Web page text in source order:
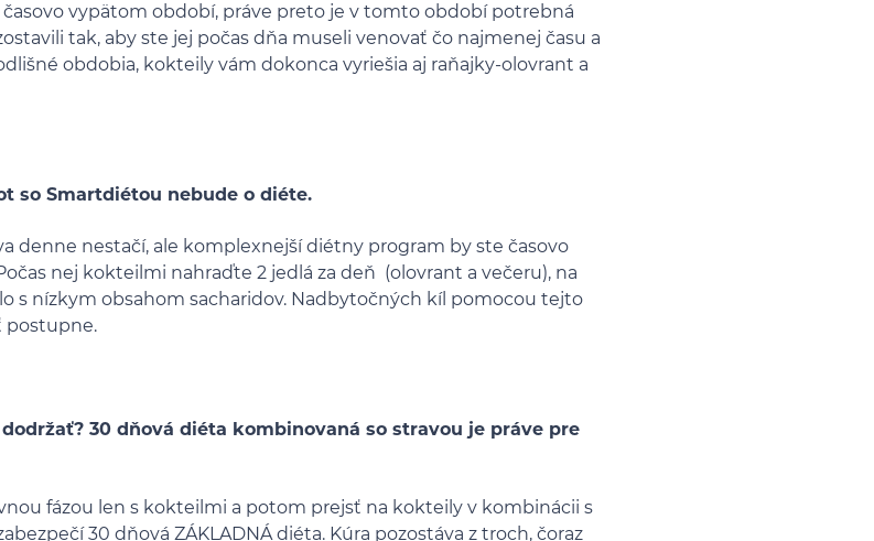
vypätom období, práve preto je v tomto období potrebná
tak, aby ste jej počas dňa museli venovať čo najmenej času a
obdobia, kokteily vám dokonca vyriešia aj raňajky-olovrant a
so Smartdiétou nebude o diéte.
denne nestačí, ale komplexnejší diétny program by ste časovo
nej kokteilmi nahraďte 2 jedlá za deň (olovrant a večeru), na
s nízkym obsahom sacharidov. Nadbytočných kíl pomocou tejto
postupne.
30 dňová diéta kombinovaná so stravou je práve pre
fázou len s kokteilmi a potom prejsť na kokteily v kombinácii s
30 dňová ZÁKLADNÁ diéta. Kúra pozostáva z troch, čoraz